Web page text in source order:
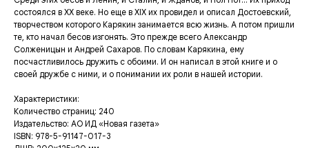
состоялся в XX веке. Но еще в XIX их провидел и описал Достоевский,
творчеством которого Карякин занимается всю жизнь. А потом пришли
те, кто начал бесов изгонять. Это прежде всего Александр
Солженицын и Андрей Сахаров. По словам Карякина, ему
посчастливилось дружить с обоими. И он написал в этой книге и о
своей дружбе с ними, и о понимании их роли в нашей истории.
Характеристики:
Количество страниц: 240
Издательство: АО ИД «Новая газета»
ISBN: 978-5-91147-017-3